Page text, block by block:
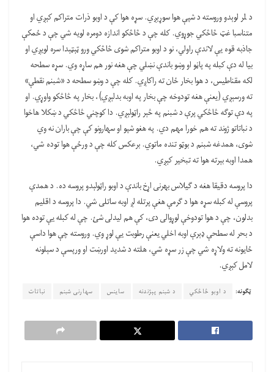
د لمر لوېدو وروسته د شپې هوا سوړېږي. سړه هوا کې د اوبو ذرات متراکم کېږي او
متناسبا غټ څاڅکي جوړوي. کله چې د څاڅکو اندازه دومره لویه شي چې د ځمکې
جاذبه قوه یې لاندې راولي، نو د اوبو متراکم شوی څاڅکي ورو ټېټېدا سره لویږي او
بیا له دې کبله په پاڼو او وښو باندې نښلي چې هغه نور هم ساړه وي. سړه سطحه
لکه مقناطیس، د هوا بخار ځان ته راکاږي. کله چې د وښو سطحه د «شبنم نقطې»
ته ورسېږي (یعنې هغه تودوخه چې بخار په اوبه بدلېږي)، بخار په څاڅکو واوړي. او
په دې توګه څاڅکي پرې د شبنم په څېر راټولېږي. دا کوچني څاڅکي د ښکلا هاخوا
د نباتاتو ژوند ته هم خورا مهم دي. په هغو شپو او سهارونو کې چې باران نه وي
شوی، همدغه شبنم د بوټو تنده ماتوي. برعکس کله چې د ورځې هوا توده شي،
همدا اوبه بېرته هوا ته تبخیر کېږي.
دا پروسه دقیقا هغه د ګیلاس بهرنی اړخ باندې د اوبو راټولېدو پروسه ده. د همدې
پروسې له کبله سړه هوا د ګرمې هغې پرتله لږ اوبه ساتلی شي. دا پروسه د اقلیم
بدلون، چې د هوا تودوخې لوړوالی دی، کې هم لیدلی شئ. چې له کبله یې توده هوا
د بحر له سطحې ډېرې اوبه اخلي یعنې رطوبت یې لوړ وي. وروسته چې هوا داسې
ځایونه ته ولاړه شي چې زر سړه شي، هلته د شدید اورښت او ورپسې د سېلونه
لامل کېږي.
ټګونه: د اوبو څاڅکي د شبنم پېژندنه ساینس سهارنی شبنم نباتات